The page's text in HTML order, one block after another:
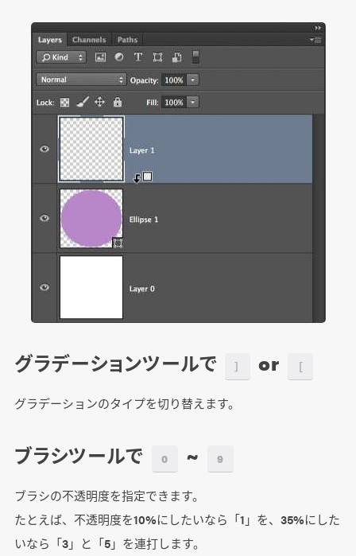
グラデーションツールで ］ or ［
グラデーションのタイプを切り替えます。
ブラシツールで 0 ~ 9
ブラシの不透明度を指定できます。
たとえば、不透明度を10%にしたいなら「1」を、35%にした
いなら「3」と「5」を連打します。